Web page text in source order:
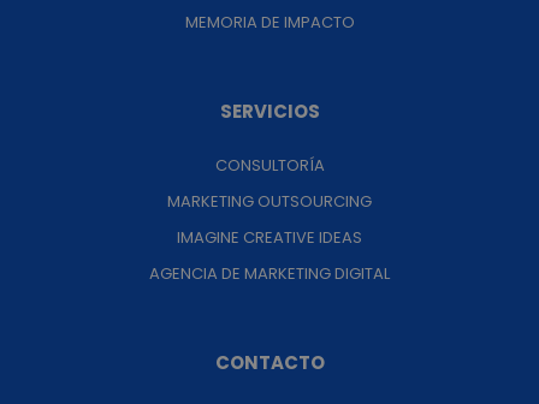
MEMORIA DE IMPACTO
SERVICIOS
CONSULTORÍA
MARKETING OUTSOURCING
IMAGINE CREATIVE IDEAS
AGENCIA DE MARKETING DIGITAL
CONTACTO